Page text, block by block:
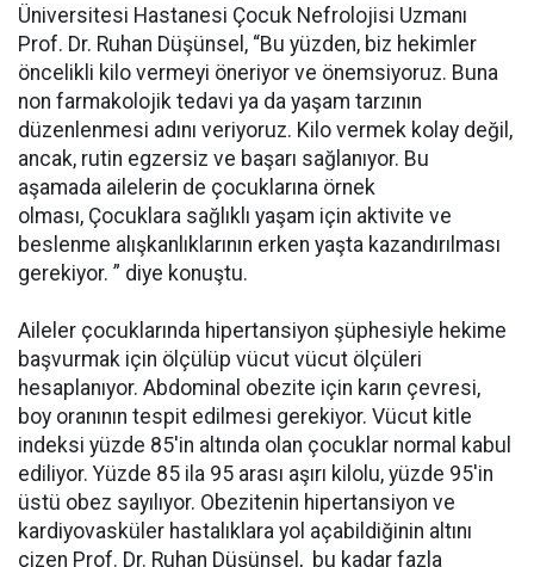
Üniversitesi Hastanesi Çocuk Nefrolojisi Uzmanı
Prof. Dr. Ruhan Düşünsel, “Bu yüzden, biz hekimler
öncelikli kilo vermeyi öneriyor ve önemsiyoruz. Buna
non farmakolojik tedavi ya da yaşam tarzının
düzenlenmesi adını veriyoruz. Kilo vermek kolay değil,
ancak, rutin egzersiz ve başarı sağlanıyor. Bu
aşamada ailelerin de çocuklarına örnek
olması, Çocuklara sağlıklı yaşam için aktivite ve
beslenme alışkanlıklarının erken yaşta kazandırılması
gerekiyor. ” diye konuştu.
Aileler çocuklarında hipertansiyon şüphesiyle hekime
başvurmak için ölçülüp vücut vücut ölçüleri
hesaplanıyor. Abdominal obezite için karın çevresi,
boy oranının tespit edilmesi gerekiyor. Vücut kitle
indeksi yüzde 85'in altında olan çocuklar normal kabul
ediliyor. Yüzde 85 ila 95 arası aşırı kilolu, yüzde 95'in
üstü obez sayılıyor. Obezitenin hipertansiyon ve
kardiyovasküler hastalıklara yol açabildiğinin altını
çizen Prof. Dr. Ruhan Düşünsel, bu kadar fazla